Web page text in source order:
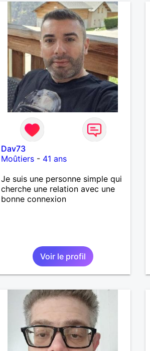
Dav73
Moûtiers- 41 ans
Je suis une personne simple qui
cherche une relation avec une
bonne connexion
Voir le profil